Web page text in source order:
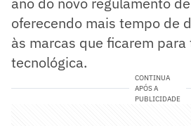
oferecendo mais tempo de
às marcas que ficarem
tecnológica.
CONTINUA
APÓS A
PUBLICIDADE